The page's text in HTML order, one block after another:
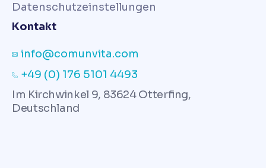
Datenschutzeinstellungen
Kontakt
info@comunvita.com
+49 (0) 176 5101 4493
Im Kirchwinkel 9, 83624 Otterfing,
Deutschland